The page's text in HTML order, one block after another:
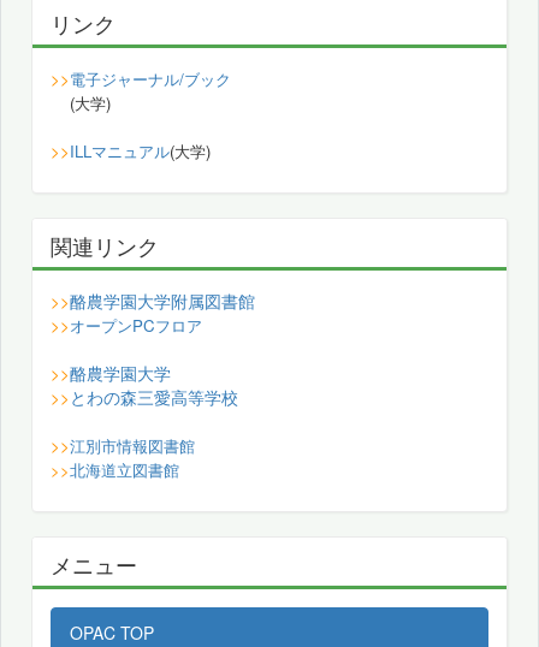
リンク
>>電子ジャーナル/ブック
(大学)
>>ILLマニュアル(大学)
関連リンク
>>酪農学園大学附属図書館
>>オープンPCフロア
>>酪農学園大学
>> とわの森三愛高等学校
>>江別市情報図書館
>>北海道立図書館
メニュー
OPAC TOP